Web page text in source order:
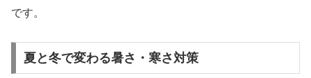
です。
夏と冬で変わる暑さ・寒さ対策